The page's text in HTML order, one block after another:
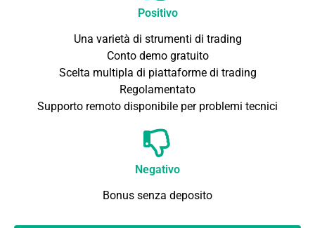
Positivo
Una varietà di strumenti di trading
Conto demo gratuito
Scelta multipla di piattaforme di trading
Regolamentato
Supporto remoto disponibile per problemi tecnici
Negativo
Bonus senza deposito